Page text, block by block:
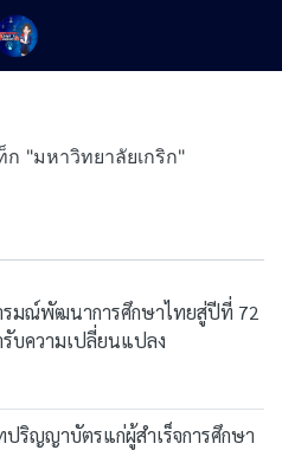
"มหาวิทยาลัยเกริก"
รมณ์พัฒนาการศึกษาไทยสู่ปีที่ 72
บความเปลี่ยนแปลง
ปริญญา​บัตรแก่ผู้สำเร็จการศึกษา